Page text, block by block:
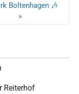
Boltenhagen 🎶
»
Reiterhof